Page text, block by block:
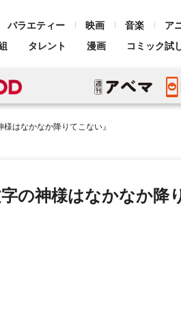
バラエティー 映画 音楽 ア
タレント 漫画 コミック試
はなかなか降りてこない』
の神様はなかなか降